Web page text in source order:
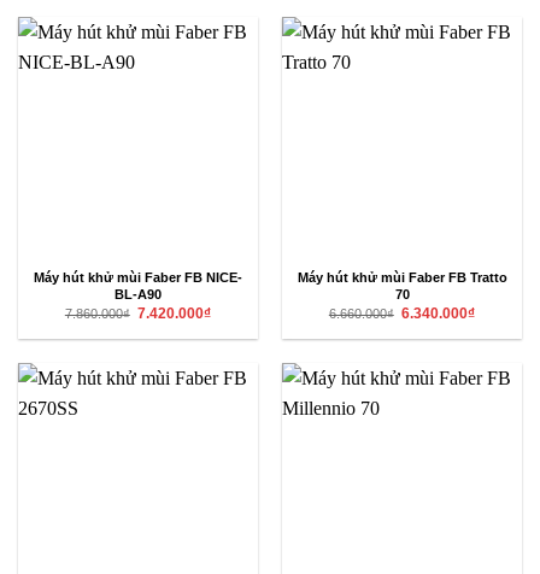
Máy hút khử mùi Faber FB NICE-
BL-A90
7.860.000₫ Giá
là:
7.420.000₫Giá
tại
Máy hút khử mùi Faber FB Tratto
70
6.660.000₫ Giá
là:
6.340.000₫Giá
tại